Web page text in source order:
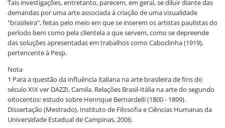
Tais investigações, entretanto, parecem, em geral, se diluir diante das
demandas por uma arte associada à criação de uma visualidade
"brasileira", feitas pelo meio em que se inserem os artistas paulistas do
período bem como pela clientela a que servem, como se depreende
das soluções apresentadas em trabalhos como Caboclinha (1919),
pertencente à Pesp.
Nota
1 Para a questão da influência italiana na arte brasileira de fins do
século XIX ver DAZZI, Camila. Relações Brasil-Itália na arte do segundo
oitocentos: estudo sobre Henrique Bernardelli (1800 - 1899).
Dissertação (Mestrado). Instituto de Filosofia e Ciências Humanas da
Universidade Estadual de Campinas, 2006.